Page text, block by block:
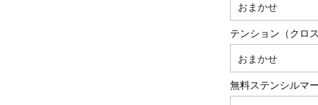
テンション（クロ
無料ステンシルマ